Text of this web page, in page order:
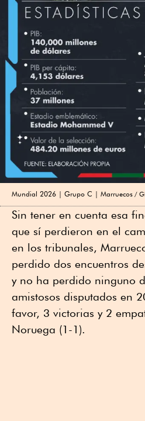
Mundial 2026 | Grupo C | Marruecos
Sin tener en cuenta esa
que sí perdieron en el
en los tribunales,
perdido dos encuentros
y no ha perdido ninguno
amistosos disputados en
favor, 3 victorias y 2
Noruega (1-1).